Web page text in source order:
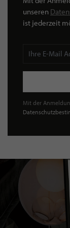
unseren
ist jederzeit
Mit der